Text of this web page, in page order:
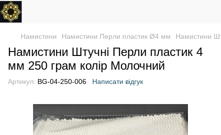
Намистини Намистини Перли пластик Ø4 мм Намистини
Намистини Штучні Перли пластик 4
мм 250 грам колір Молочний
Артикул: BG-04-250-006 Написати відгук